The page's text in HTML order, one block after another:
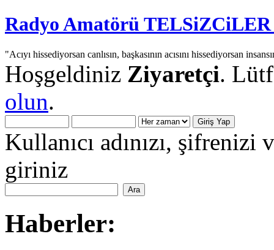
Radyo Amatörü
"Acıyı hissediyorsan canlısın, başkasının acısını hissediyorsan
Hoşgeldiniz Ziyaretçi.
olun.
Kullanıcı adınızı,
giriniz
Haberler: